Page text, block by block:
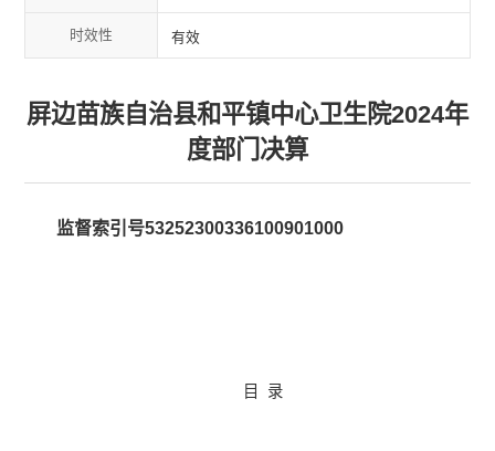
时效性 有效
屏边苗族自治县和平镇中心卫生院2024年
度部门决算
监督索引号53252300336100901000
目 录